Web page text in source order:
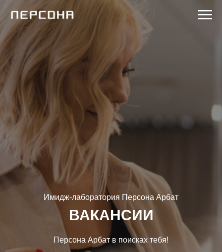
ВАКАНСИИ
Персона Арбат в поисках тебя!
Имидж-лаборатория Персона Арбат